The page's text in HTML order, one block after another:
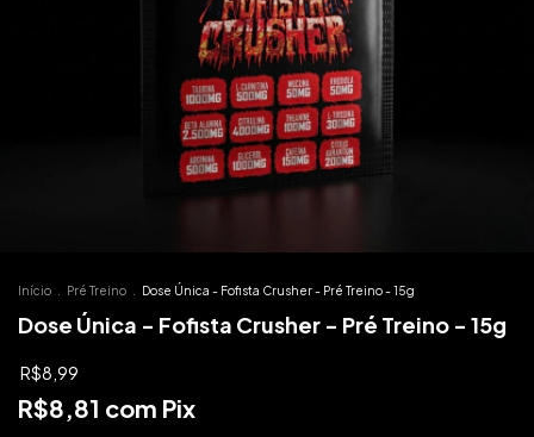
Início Pré Treino Dose Única - Fofista Crusher - Pré Treino - 15g
Dose Única - Fofista Crusher - Pré Treino - 15g
R$8,99
R$8,81 com Pix